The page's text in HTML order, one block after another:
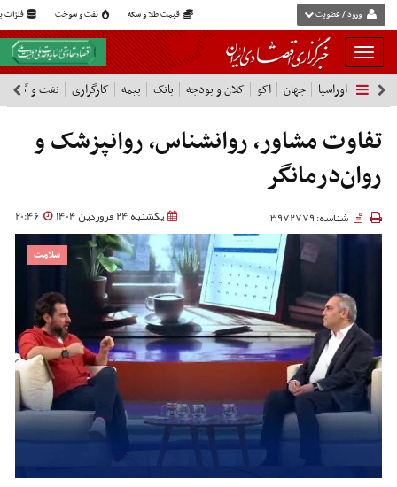
قیمت طلا و سکه نفت و سوخت فلزات ورود / عضویت
بار
و
بسته
نمودن
فهرست
اوراسیا جهان اکو کلان و بودجه بانک بیمه کارگزاری نفت و گاز
تفاوت مشاور، روانشناس، روانپزشک و
روان‌درمانگر
یکشنبه 24 فروردین 1404 20:46 شناسه: 3972779
سلامت